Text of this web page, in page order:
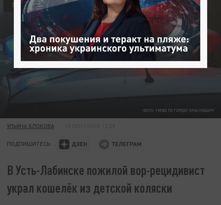
ФОТО: УМВД ПО ГОРОДУ КРАСНОДАРУ
ОБЩЕСТВО
УЛЬЯНА БЛОКОВА
ПОДПИШИТЕСЬ:
В Усть-Лабинске пожилой вор-рецидивист
украл кошелёк из детской коляски